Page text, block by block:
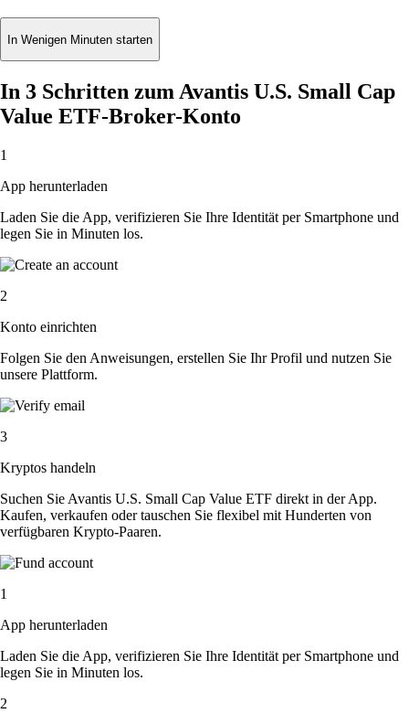
In Wenigen Minuten starten
In 3 Schritten zum Avantis U.S. Small Cap
Value ETF-Broker-Konto
1
App herunterladen
Laden Sie die App, verifizieren Sie Ihre Identität per Smartphone und
legen Sie in Minuten los.
2
Konto einrichten
Folgen Sie den Anweisungen, erstellen Sie Ihr Profil und nutzen Sie
unsere Plattform.
3
Kryptos handeln
Suchen Sie Avantis U.S. Small Cap Value ETF direkt in der App.
Kaufen, verkaufen oder tauschen Sie flexibel mit Hunderten von
verfügbaren Krypto-Paaren.
1
App herunterladen
Laden Sie die App, verifizieren Sie Ihre Identität per Smartphone und
legen Sie in Minuten los.
2